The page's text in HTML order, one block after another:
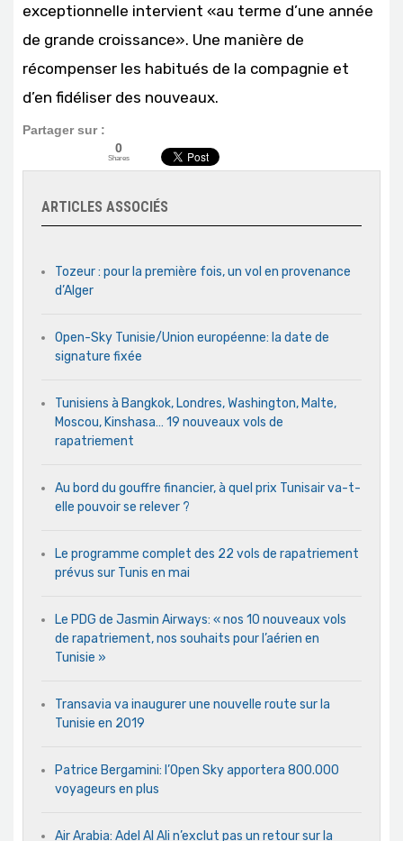
exceptionnelle intervient «au terme d’une année
de grande croissance». Une manière de
récompenser les habitués de la compagnie et
d’en fidéliser des nouveaux.
Partager sur :
0
Shares
ARTICLES ASSOCIÉS
Tozeur : pour la première fois, un vol en provenance
d’Alger
Open-Sky Tunisie/Union européenne: la date de
signature fixée
Tunisiens à Bangkok, Londres, Washington, Malte,
Moscou, Kinshasa… 19 nouveaux vols de
rapatriement
Au bord du gouffre financier, à quel prix Tunisair va-t-
elle pouvoir se relever ?
Le programme complet des 22 vols de rapatriement
prévus sur Tunis en mai
Le PDG de Jasmin Airways: « nos 10 nouveaux vols
de rapatriement, nos souhaits pour l’aérien en
Tunisie »
Transavia va inaugurer une nouvelle route sur la
Tunisie en 2019
Patrice Bergamini: l’Open Sky apportera 800.000
voyageurs en plus
Air Arabia: Adel Al Ali n’exclut pas un retour sur la